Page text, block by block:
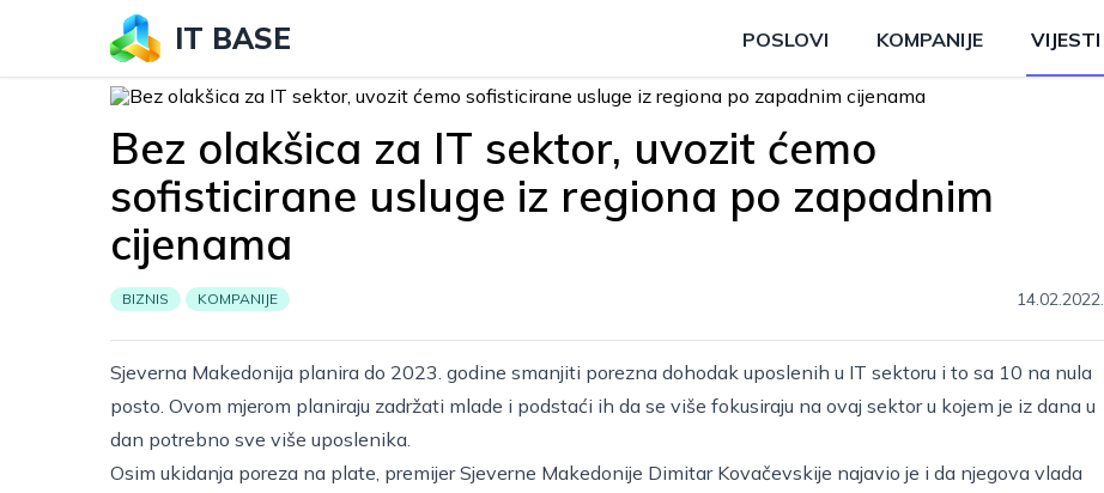
IT BASE POSLOVI KOMPANIJE VIJESTI
Bez olakšica za IT sektor, uvozit ćemo
sofisticirane usluge iz regiona po zapadnim
cijenama
BIZNIS KOMPANIJE 14.02.2022.
Sjeverna Makedonija planira do 2023. godine smanjiti porezna dohodak uposlenih u IT sektoru i to sa 10 na nula
posto. Ovom mjerom planiraju zadržati mlade i podstaći ih da se više fokusiraju na ovaj sektor u kojem je iz dana u
dan potrebno sve više uposlenika.
Osim ukidanja poreza na plate, premijer Sjeverne Makedonije Dimitar Kovačevskije najavio je i da njegova vlada